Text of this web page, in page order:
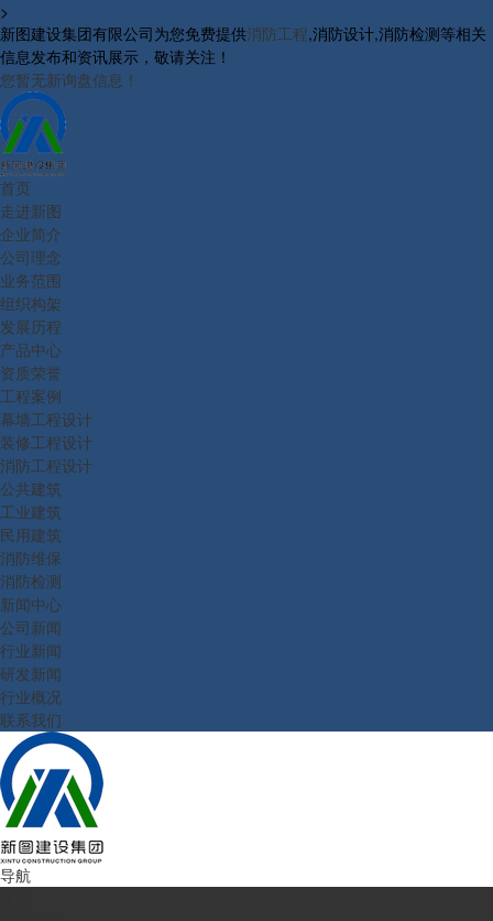
>
新图建设集团有限公司为您免费提供消防工程,消防设计,消防检测等相关
信息发布和资讯展示，敬请关注！
您暂无新询盘信息！
首页
走进新图
企业简介
公司理念
业务范围
组织构架
发展历程
产品中心
资质荣誉
工程案例
幕墙工程设计
装修工程设计
消防工程设计
公共建筑
工业建筑
民用建筑
消防维保
消防检测
新闻中心
公司新闻
行业新闻
研发新闻
行业概况
联系我们
导航